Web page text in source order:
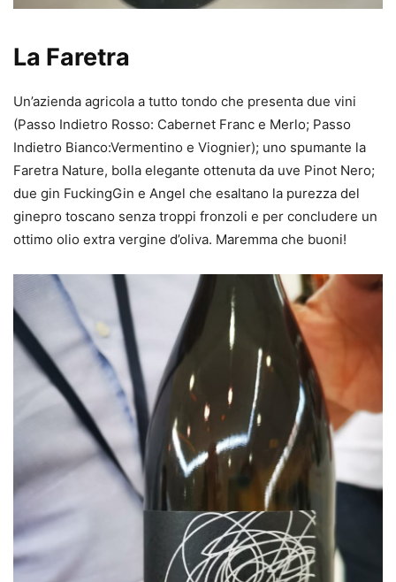
La Faretra
Un’azienda agricola a tutto tondo che presenta due vini
(Passo Indietro Rosso: Cabernet Franc e Merlo; Passo
Indietro Bianco:Vermentino e Viognier); uno spumante la
Faretra Nature, bolla elegante ottenuta da uve Pinot Nero;
due gin FuckingGin e Angel che esaltano la purezza del
ginepro toscano senza troppi fronzoli e per concludere un
ottimo olio extra vergine d’oliva. Maremma che buoni!